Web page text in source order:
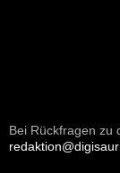
Bei Rückfragen zu